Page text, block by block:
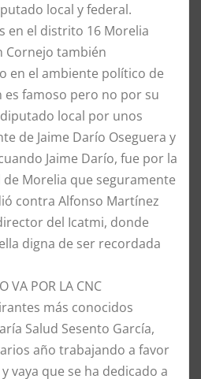
local y federal.
en el distrito 16 Morelia
Cornejo también
en el ambiente político de
famoso pero no por su
local por unos
de Jaime Darío Oseguera y
Jaime Darío, fue por la
Morelia que seguramente
contra Alfonso Martínez
del Icatmi, donde
digna de ser recordada
VA POR LA CNC
más conocidos
Salud Sesento García,
año trabajando a favor
vaya que se ha dedicado a